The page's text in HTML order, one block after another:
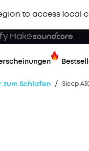
to access local
zum Schlafen / Sleep